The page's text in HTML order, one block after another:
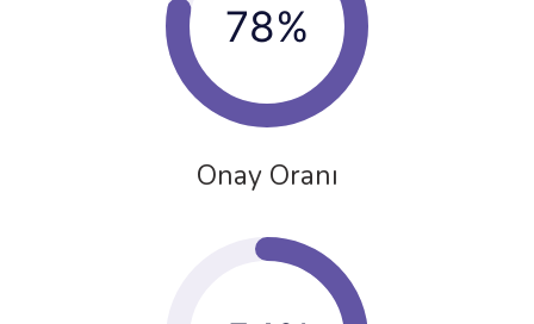
78%
Onay Oranı